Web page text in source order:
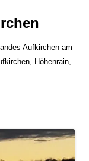
Aufkirchen am
Höhenrain,